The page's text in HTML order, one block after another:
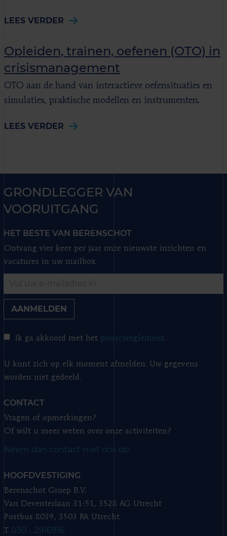
LEES VERDER
Opleiden, trainen, oefenen (OTO) in
crisismanagement
OTO aan de hand van interactieve oefensituaties en
simulaties, praktische modellen en instrumenten.
LEES VERDER
GRONDLEGGER VAN
VOORUITGANG
HET BESTE VAN BERENSCHOT
Ontvang vier keer per jaar onze nieuwste inzichten en
vacatures in uw mailbox.
AANMELDEN
Ik ga akkoord met het privacyreglement.
U kunt zich op elk moment afmelden. Uw gegevens
worden niet gedeeld.
CONTACT
Vragen of opmerkingen?
Of wilt u meer weten over onze activiteiten?
Neem dan contact met ons op.
HOOFDVESTIGING
Berenschot Groep B.V.
Van Deventerlaan 31-51, 3528 AG Utrecht
Postbus 8039, 3503 RA Utrecht
T 030 - 2916916